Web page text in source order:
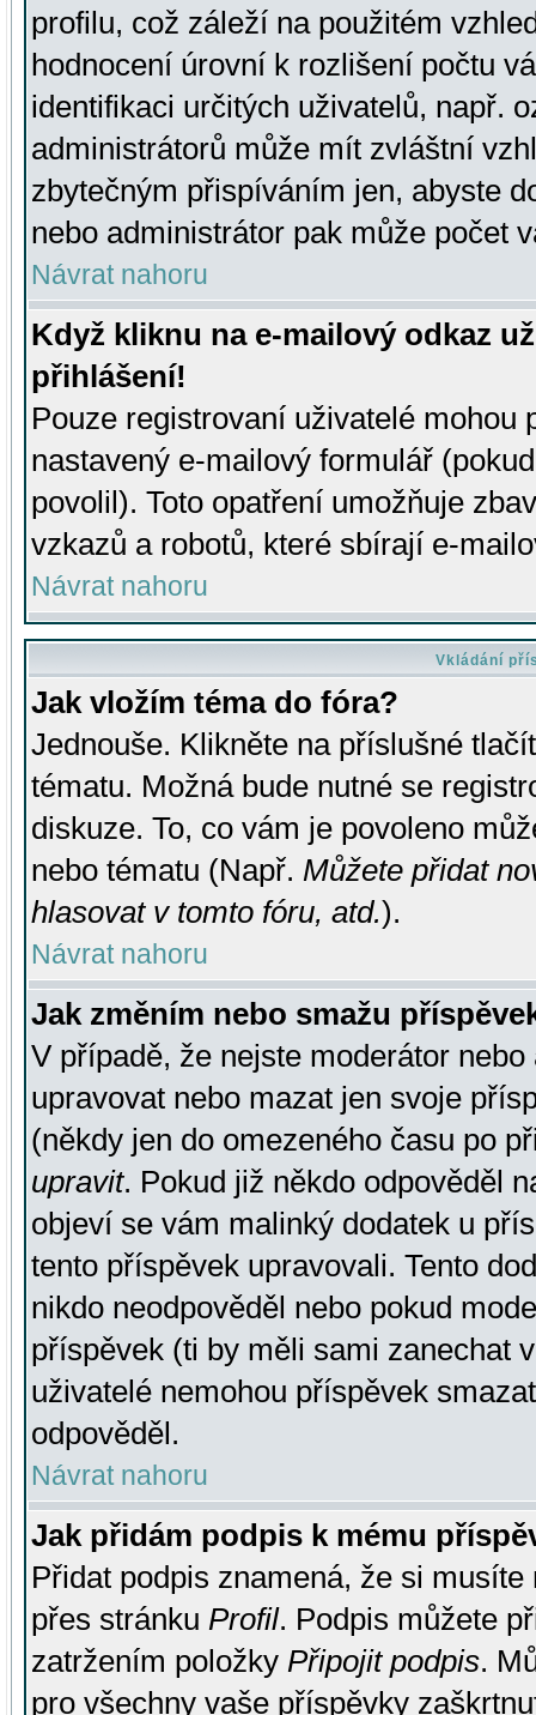
profilu, což záleží na použitém
hodnocení úrovní k rozlišení počtu
identifikaci určitých uživatelů, např.
administrátorů může mít zvláštní
zbytečným přispíváním jen, abyste
nebo administrátor pak může počet
Návrat nahoru
Když kliknu na e-mailový odkaz
přihlášení!
Pouze registrovaní uživatelé mohou
nastavený e-mailový formulář
povolil). Toto opatření umožňuje
vzkazů a robotů, které sbírají e-
Návrat nahoru
Vkládání
Jak vložím téma do fóra?
Jednouše. Klikněte na příslušné
tématu. Možná bude nutné se
diskuze. To, co vám je povoleno
nebo tématu (Např. Můžete přidat
hlasovat v tomto fóru, atd.).
Návrat nahoru
Jak změním nebo smažu
V případě, že nejste moderátor
upravovat nebo mazat jen svoje
(někdy jen do omezeného času po
upravit. Pokud již někdo odpověděl
objeví se vám malinký dodatek u
tento příspěvek upravovali. Tento
nikdo neodpověděl nebo pokud
příspěvek (ti by měli sami zanechat
uživatelé nemohou příspěvek
odpověděl.
Návrat nahoru
Jak přidám podpis k mému
Přidat podpis znamená, že si
přes stránku Profil. Podpis můžete
zatržením položky Připojit podpis.
pro všechny vaše příspěvky